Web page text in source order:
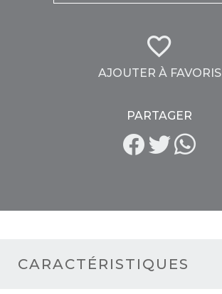
CARACTÉRISTIQUES
AJOUTER À FAVORIS
PARTAGER